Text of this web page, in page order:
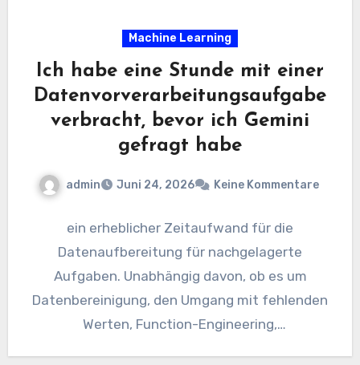
Machine Learning
Ich habe eine Stunde mit einer
Datenvorverarbeitungsaufgabe
verbracht, bevor ich Gemini
gefragt habe
admin Juni 24, 2026 Keine Kommentare
ein erheblicher Zeitaufwand für die
Datenaufbereitung für nachgelagerte
Aufgaben. Unabhängig davon, ob es um
Datenbereinigung, den Umgang mit fehlenden
Werten, Function-Engineering,